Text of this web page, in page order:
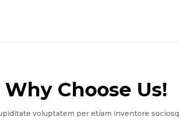
Why Choose Us!​
voluptatem per etiam inventore sociosq